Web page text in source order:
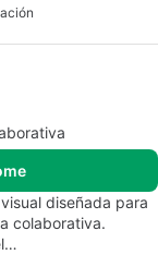
diseñada para
colaborativa.